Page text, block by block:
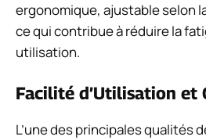
ergonomique, ajustable selon
ce qui contribue à réduire la
utilisation.
Facilité d’Utilisation et
L’une des principales qualités